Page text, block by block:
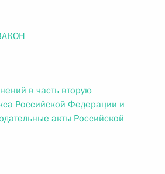
в часть вторую
Российской Федерации и
акты Российской